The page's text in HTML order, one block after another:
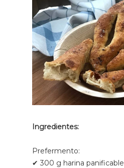
Ingredientes:
Prefermento:
✔ 300 g harina panificable